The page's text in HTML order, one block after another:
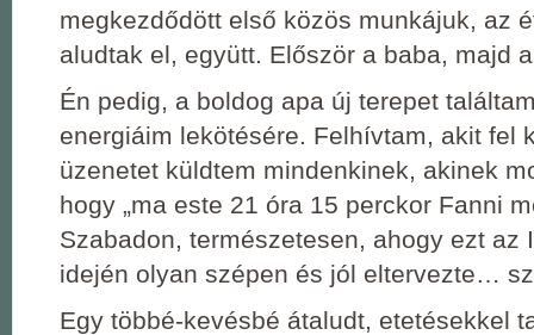
megkezdődött első közös munkájuk, az
aludtak el, együtt. Először a baba, majd
Én pedig, a boldog apa új terepet
energiáim lekötésére. Felhívtam, akit fel
üzenetet küldtem mindenkinek, akinek
hogy „ma este 21 óra 15 perckor Fanni
Szabadon, természetesen, ahogy ezt az
idején olyan szépen és jól eltervezte…
Egy többé-kevésbé átaludt, etetésekkel